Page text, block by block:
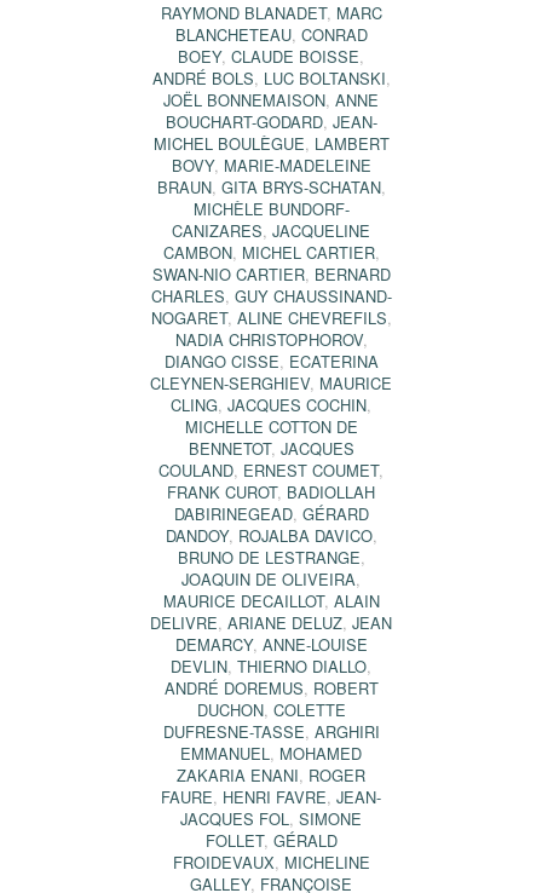
RAYMOND BLANADET, MARC
BLANCHETEAU, CONRAD
BOEY, CLAUDE BOISSE,
ANDRÉ BOLS, LUC BOLTANSKI,
JOËL BONNEMAISON, ANNE
BOUCHART-GODARD, JEAN-
MICHEL BOULÈGUE, LAMBERT
BOVY, MARIE-MADELEINE
BRAUN, GITA BRYS-SCHATAN,
MICHÈLE BUNDORF-
CANIZARES, JACQUELINE
CAMBON, MICHEL CARTIER,
SWAN-NIO CARTIER, BERNARD
CHARLES, GUY CHAUSSINAND-
NOGARET, ALINE CHEVREFILS,
NADIA CHRISTOPHOROV,
DIANGO CISSE, ECATERINA
CLEYNEN-SERGHIEV, MAURICE
CLING, JACQUES COCHIN,
MICHELLE COTTON DE
BENNETOT, JACQUES
COULAND, ERNEST COUMET,
FRANK CUROT, BADIOLLAH
DABIRINEGEAD, GÉRARD
DANDOY, ROJALBA DAVICO,
BRUNO DE LESTRANGE,
JOAQUIN DE OLIVEIRA,
MAURICE DECAILLOT, ALAIN
DELIVRE, ARIANE DELUZ, JEAN
DEMARCY, ANNE-LOUISE
DEVLIN, THIERNO DIALLO,
ANDRÉ DOREMUS, ROBERT
DUCHON, COLETTE
DUFRESNE-TASSE, ARGHIRI
EMMANUEL, MOHAMED
ZAKARIA ENANI, ROGER
FAURE, HENRI FAVRE, JEAN-
JACQUES FOL, SIMONE
FOLLET, GÉRALD
FROIDEVAUX, MICHELINE
GALLEY, FRANÇOISE